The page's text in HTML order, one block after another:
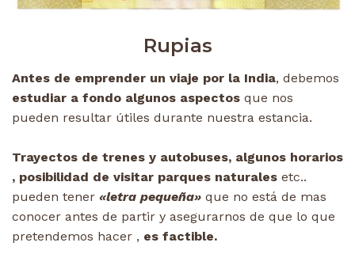
Rupias
Antes de emprender un viaje por la India, debemos
estudiar a fondo algunos aspectos que nos
pueden resultar útiles durante nuestra estancia.
Trayectos de trenes y autobuses, algunos horarios
, posibilidad de visitar parques naturales etc..
pueden tener «letra pequeña» que no está de mas
conocer antes de partir y asegurarnos de que lo que
pretendemos hacer , es factible.